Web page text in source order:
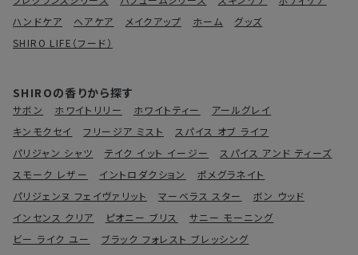
ハンドケア
ヘアケア メイクアップ ホーム
グッズ
SHIRO LIFE（フード）
SHIROの香りから探す
サボン ホワイトリリー ホワイトティー
アールグレイ
キンモクセイ
フリージア ミスト
スパイス オブ ライフ
パリジャン シャツ
テイク イット イージー
スパイス アンド ティーズ
スモーク レザー
イントロダクション
ポメグラネイト
パリジェンヌ フェイヴァリット
マーベラス スター
ボン ウッド
インセンス クリア
ピオニー ブリス
サニー モーニング
ビー ライク ユー
ブラック フォレスト ブレッシング